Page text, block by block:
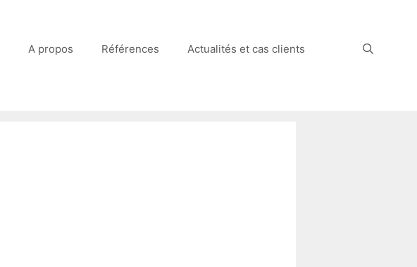
A propos Références Actualités et cas clients